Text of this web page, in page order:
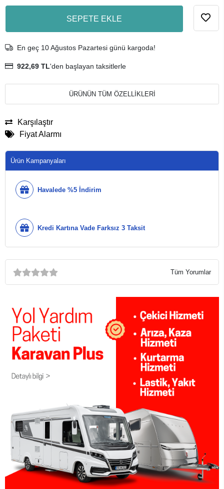
SEPETE EKLE
En geç 10 Ağustos Pazartesi günü kargoda!
922,69 TL'den başlayan taksitlerle
ÜRÜNÜN TÜM ÖZELLİKLERİ
Karşılaştır
Fiyat Alarmı
Ürün Kampanyaları
Havalede %5 İndirim
Kredi Kartına Vade Farksız 3 Taksit
Tüm Yorumlar